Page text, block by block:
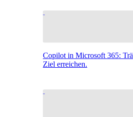
Copilot in Microsoft 365:
Ziel erreichen.